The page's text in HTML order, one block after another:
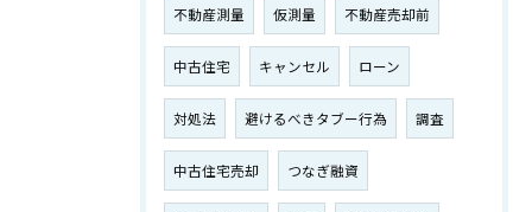
不動産測量 仮測量 不動産売却前
中古住宅 キャンセル ローン
対処法 避けるべきタブー行為 調査
中古住宅売却 つなぎ融資